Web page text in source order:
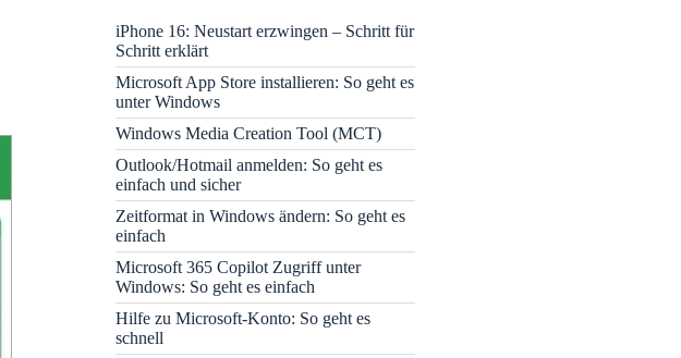
iPhone 16: Neustart erzwingen – Schritt für
Schritt erklärt
Microsoft App Store installieren: So geht es
unter Windows
Windows Media Creation Tool (MCT)
Outlook/Hotmail anmelden: So geht es
einfach und sicher
Zeitformat in Windows ändern: So geht es
einfach
Microsoft 365 Copilot Zugriff unter
Windows: So geht es einfach
Hilfe zu Microsoft-Konto: So geht es
schnell